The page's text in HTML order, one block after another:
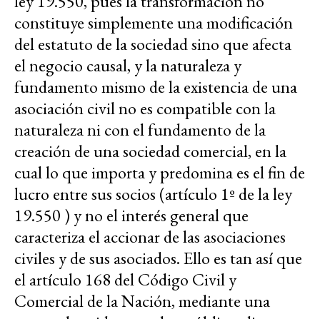
constituye simplemente una modificación
del estatuto de la sociedad sino que afecta
el negocio causal, y la naturaleza y
fundamento mismo de la existencia de una
asociación civil no es compatible con la
naturaleza ni con el fundamento de la
creación de una sociedad comercial, en la
cual lo que importa y predomina es el fin de
lucro entre sus socios (artículo 1º de la ley
19.550 ) y no el interés general que
caracteriza el accionar de las asociaciones
civiles y de sus asociados. Ello es tan así que
el artículo 168 del Código Civil y
Comercial de la Nación, mediante una